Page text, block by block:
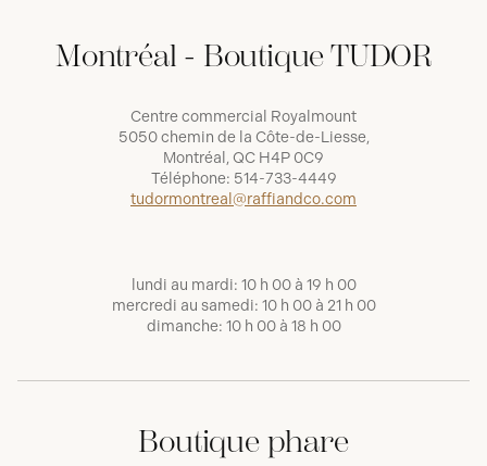
Montréal - Boutique TUDOR
Centre commercial Royalmount
5050 chemin de la Côte-de-Liesse,
Montréal, QC H4P 0C9
Téléphone: 514-733-4449
tudormontreal@raffiandco.com
lundi au mardi: 10 h 00 à 19 h 00
mercredi au samedi: 10 h 00 à 21 h 00
dimanche: 10 h 00 à 18 h 00
Boutique phare